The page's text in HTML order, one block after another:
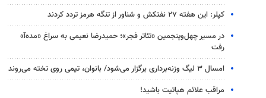
کپلر: این هفته ۲۷ نفتکش و شناور از تنگه هرمز تردد کردند
در مسیر چهل‌وپنجمین «تئاتر فجر»؛ حمیدرضا نعیمی به سراغ «مده‌آ»
رفت
امسال ۳ لیگ وزنه‌برداری برگزار می‌شود/ بانوان، تیمی روی تخته می‌روند
مراقب علائم هپاتیت باشید!